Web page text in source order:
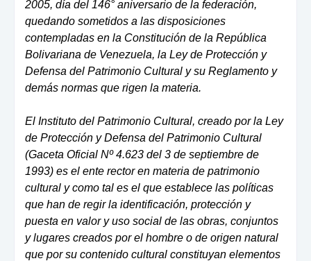
2005, día del 146° aniversario de la federación,
quedando sometidos a las disposiciones
contempladas en la Constitución de la República
Bolivariana de Venezuela, la Ley de Protección y
Defensa del Patrimonio Cultural y su Reglamento y
demás normas que rigen la materia.
El Instituto del Patrimonio Cultural, creado por la Ley
de Protección y Defensa del Patrimonio Cultural
(Gaceta Oficial Nº 4.623 del 3 de septiembre de
1993) es el ente rector en materia de patrimonio
cultural y como tal es el que establece las políticas
que han de regir la identificación, protección y
puesta en valor y uso social de las obras, conjuntos
y lugares creados por el hombre o de origen natural
que por su contenido cultural constituyan elementos